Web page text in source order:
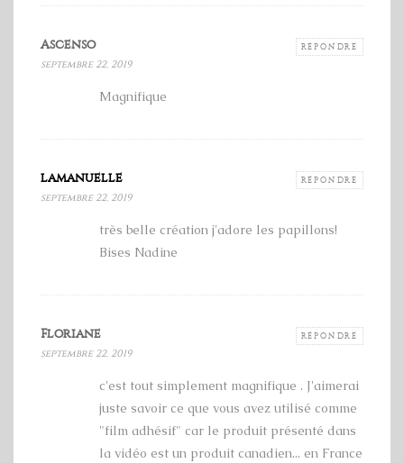
Ascenso RÉPONDRE
septembre 22, 2019
Magnifique
lamanuelle RÉPONDRE
septembre 22, 2019
très belle création j'adore les papillons!
Bises Nadine
Floriane RÉPONDRE
septembre 22, 2019
c'est tout simplement magnifique . J'aimerai
juste savoir ce que vous avez utilisé comme
"film adhésif" car le produit présenté dans
la vidéo est un produit canadien... en France